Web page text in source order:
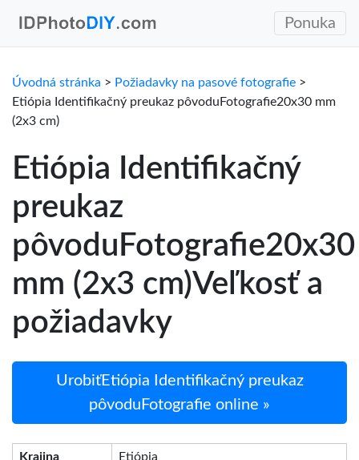
Ponuka
Úvodná stránka > Požiadavky na pasové fotografie >
Etiópia Identifikačný preukaz pôvoduFotografie20x30 mm
(2x3 cm)
Etiópia Identifikačný
preukaz
pôvoduFotografie20x30
mm (2x3 cm)Veľkosť a
požiadavky
UrobiťEtiópia Identifikačný preukaz
pôvoduFotografie online »
Krajina Etiópia